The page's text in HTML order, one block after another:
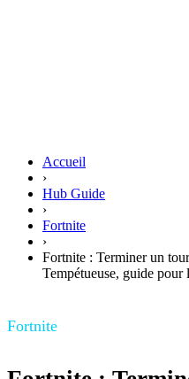
Accueil
›
Hub Guide
›
Fortnite
›
Fortnite : Terminer un
Tempétueuse, guide pour
Fortnite